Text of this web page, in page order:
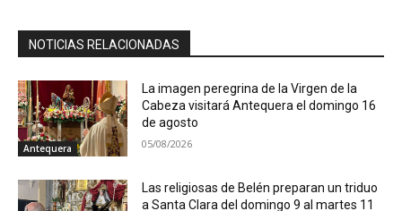
NOTICIAS RELACIONADAS
Antequera
La imagen peregrina de la Virgen de la
Cabeza visitará Antequera el domingo 16
de agosto
05/08/2026
Las religiosas de Belén preparan un triduo
a Santa Clara del domingo 9 al martes 11